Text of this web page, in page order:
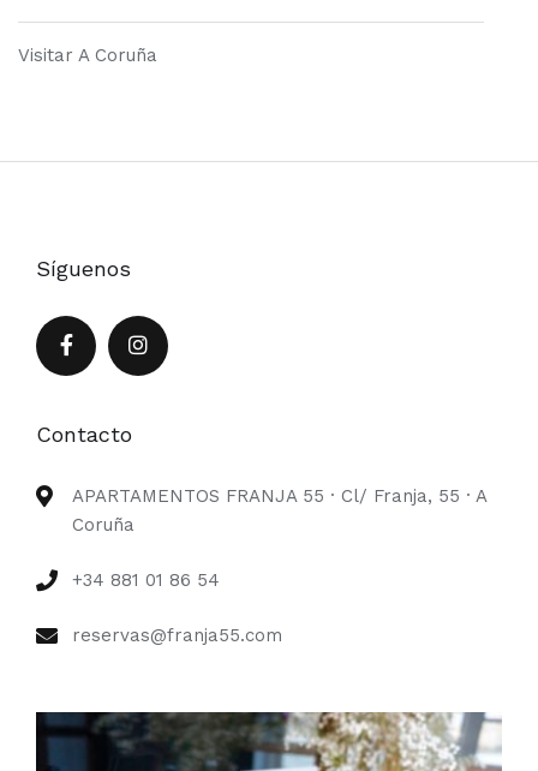
Visitar A Coruña
Síguenos
Contacto
APARTAMENTOS FRANJA 55 · Cl/ Franja, 55 · A
Coruña
+34 881 01 86 54
reservas@franja55.com